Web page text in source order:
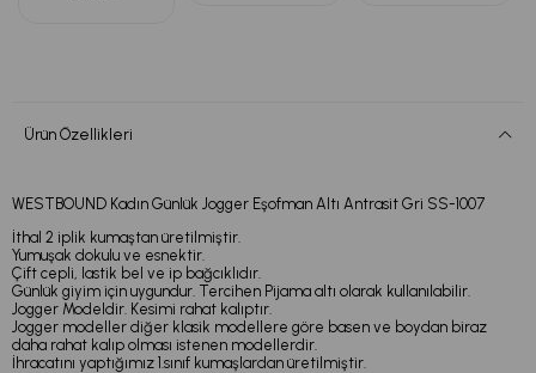
Ürün Özellikleri
WESTBOUND Kadın Günlük Jogger Eşofman Altı Antrasit Gri SS-1007
İthal 2 iplik kumaştan üretilmiştir.
Yumuşak dokulu ve esnektir.
Çift cepli, lastik bel ve ip bağcıklıdır.
Günlük giyim için uygundur. Tercihen Pijama altı olarak kullanılabilir.
Jogger Modeldir. Kesimi rahat kalıptır.
Jogger modeller diğer klasik modellere göre basen ve boydan biraz
daha rahat kalıp olması istenen modellerdir.
İhracatını yaptığımız 1.sınıf kumaşlardan üretilmiştir.